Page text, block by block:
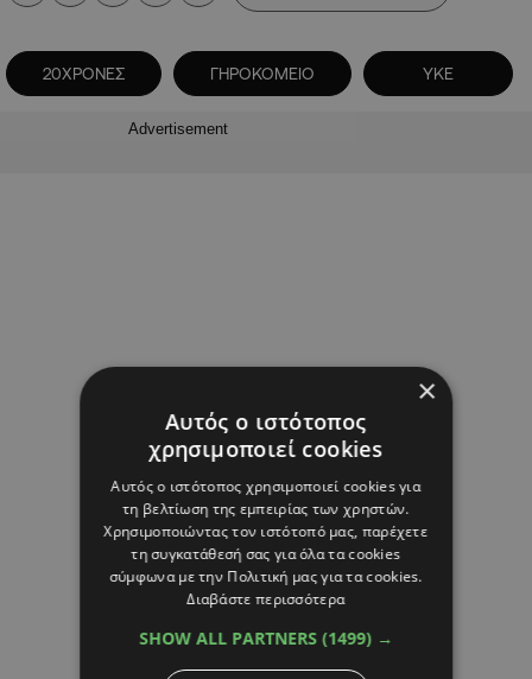
20ΧΡΟΝΕΣ ΓΗΡΟΚΟΜΕΙΟ ΥΚΕ
Advertisement
×
Αυτός ο ιστότοπος
χρησιμοποιεί cookies
Αυτός ο ιστότοπος χρησιμοποιεί cookies για
τη βελτίωση της εμπειρίας των χρηστών.
Χρησιμοποιώντας τον ιστότοπό μας, παρέχετε
τη συγκατάθεσή σας για όλα τα cookies
σύμφωνα με την Πολιτική μας για τα cookies.
Διαβάστε περισσότερα
SHOW ALL PARTNERS (1499) →